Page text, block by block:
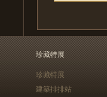
珍藏特展
珍藏特展
建築排排站